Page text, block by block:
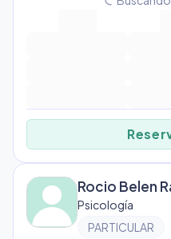
Rocio Belen
Psicología
PARTICULAR